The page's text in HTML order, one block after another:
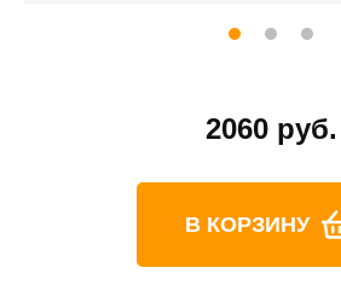
2060 руб.
В КОРЗИНУ